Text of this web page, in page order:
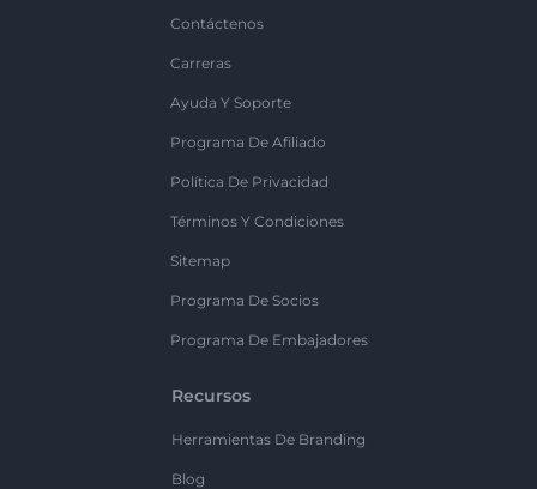
Contáctenos
Carreras
Ayuda Y Soporte
Programa De Afiliado
Política De Privacidad
Términos Y Condiciones
Sitemap
Programa De Socios
Programa De Embajadores
Recursos
Herramientas De Branding
Blog